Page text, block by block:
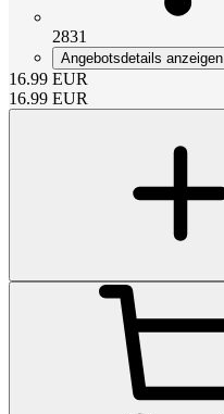
2831
Angebotsdetails anzeigen
16.99 EUR
16.99 EUR